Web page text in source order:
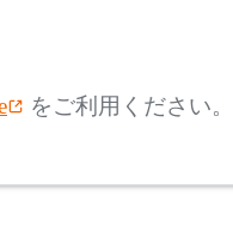
をご利用ください。